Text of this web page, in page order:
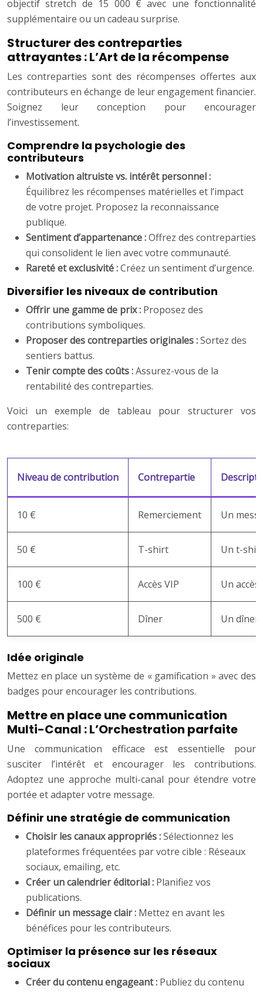
objectif stretch de 15 000 € avec une fonctionnalité
supplémentaire ou un cadeau surprise.
Structurer des contreparties
attrayantes : L’Art de la récompense
Les contreparties sont des récompenses offertes aux
contributeurs en échange de leur engagement financier.
Soignez leur conception pour encourager
l’investissement.
Comprendre la psychologie des
contributeurs
Motivation altruiste vs. intérêt personnel :
Équilibrez les récompenses matérielles et l’impact
de votre projet. Proposez la reconnaissance
publique.
Sentiment d’appartenance :Offrez des contreparties
qui consolident le lien avec votre communauté.
Rareté et exclusivité :Créez un sentiment d’urgence.
Diversifier les niveaux de contribution
Offrir une gamme de prix : Proposez des
contributions symboliques.
Proposer des contreparties originales :Sortez des
sentiers battus.
Tenir compte des coûts :Assurez-vous de la
rentabilité des contreparties.
Voici un exemple de tableau pour structurer vos
contreparties:
Niveau de contribution Contrepartie
10 € Remerciement Un
50 € T-shirt Un t-
100 € Accès VIP Un
500 € Dîner Un dîner
Idée originale
Mettez en place un système de « gamification » avec des
badges pour encourager les contributions.
Mettre en place une communication
Multi-Canal : L’Orchestration parfaite
Une communication efficace est essentielle pour
susciter l’intérêt et encourager les contributions.
Adoptez une approche multi-canal pour étendre votre
portée et adapter votre message.
Définir une stratégie de communication
Choisir les canaux appropriés :Sélectionnez les
plateformes fréquentées par votre cible : Réseaux
sociaux, emailing, etc.
Créer un calendrier éditorial : Planifiez vos
publications.
Définir un message clair : Mettez en avant les
bénéfices pour les contributeurs.
Optimiser la présence sur les réseaux
sociaux
Créer du contenu engageant : Publiez du contenu